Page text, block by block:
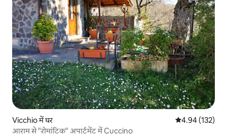
Vicchio में घर औसत रेटिंग 5 में से
4.94 (132)
आराम से "रोमांटिक" अपार्टमेंट में Cuccino